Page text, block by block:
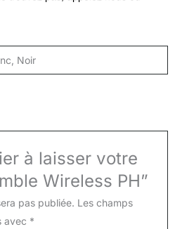
Noir
à laisser votre
Wireless PH”
pas publiée. Les champs
avec *